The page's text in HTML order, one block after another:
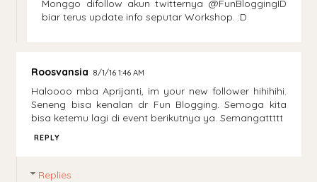
Monggo difollow akun twitternya @FunBloggingID
biar terus update info seputar Workshop. :D
Roosvansia 8/1/16 1:46 AM
Haloooo mba Aprijanti, im your new follower hihihihi.
Seneng bisa kenalan dr Fun Blogging. Semoga kita
bisa ketemu lagi di event berikutnya ya. Semangattttt
REPLY
Replies